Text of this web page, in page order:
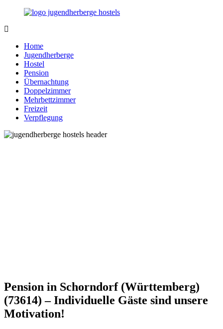
Zurück
Inhalt
Hostels.de
junge
jung
gebliebene
Menschen
Home
Jugendherberge
Hostel
Pension
Übernachtung
Doppelzimmer
Mehrbettzimmer
Freizeit
Verpflegung
Pension in Schorndorf (Württemberg)
(73614) – Individuelle Gäste sind unsere
Motivation!